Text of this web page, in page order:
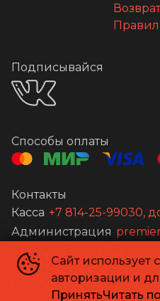
Сайт использует
авторизации и
ПринятьЧитать
Подписывайся
Способы оплаты
Контакты
Касса +7 814-25-99030,
Администрация
©
Powered